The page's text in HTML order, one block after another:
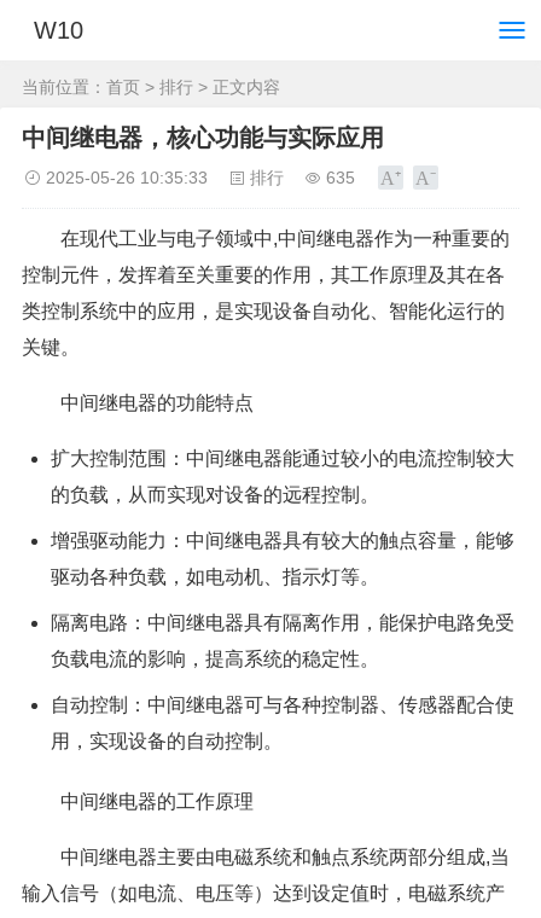
W10
当前位置： 首页 > 排行 > 正文内容
中间继电器，核心功能与实际应用
2025-05-26 10:35:33 排行 635
在现代工业与电子领域中,中间继电器作为一种重要的
控制元件，发挥着至关重要的作用，其工作原理及其在各
类控制系统中的应用，是实现设备自动化、智能化运行的
关键。
中间继电器的功能特点
扩大控制范围：中间继电器能通过较小的电流控制较大
的负载，从而实现对设备的远程控制。
增强驱动能力：中间继电器具有较大的触点容量，能够
驱动各种负载，如电动机、指示灯等。
隔离电路：中间继电器具有隔离作用，能保护电路免受
负载电流的影响，提高系统的稳定性。
自动控制：中间继电器可与各种控制器、传感器配合使
用，实现设备的自动控制。
中间继电器的工作原理
中间继电器主要由电磁系统和触点系统两部分组成,当
输入信号（如电流、电压等）达到设定值时，电磁系统产